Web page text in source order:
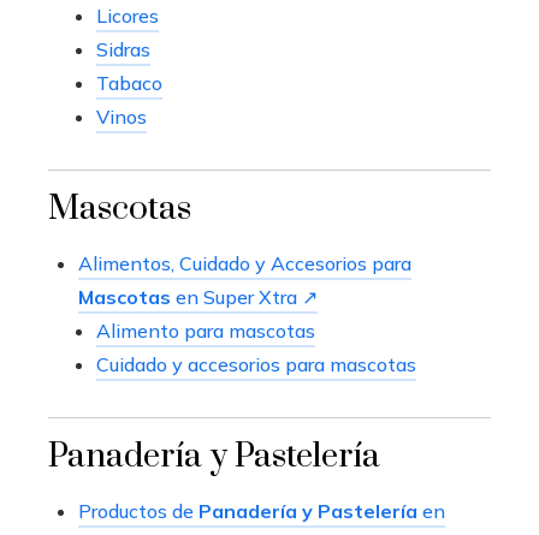
Licores
Sidras
Tabaco
Vinos
Mascotas
Alimentos, Cuidado y Accesorios para
Mascotas en Super Xtra ↗
Alimento para mascotas
Cuidado y accesorios para mascotas
Panadería y Pastelería
Productos de Panadería y Pastelería en